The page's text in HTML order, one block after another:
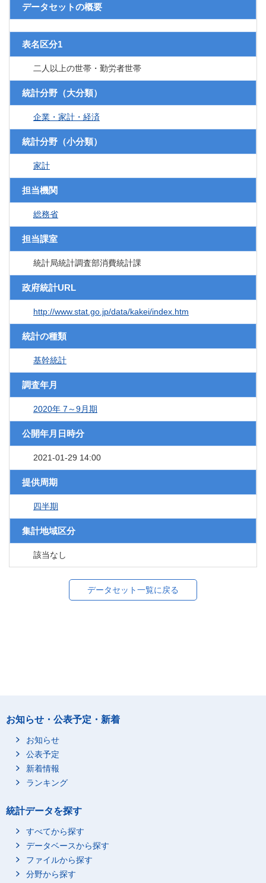
データセットの概要
表名区分1
二人以上の世帯・勤労者世帯
統計分野（大分類）
企業・家計・経済
統計分野（小分類）
家計
担当機関
総務省
担当課室
統計局統計調査部消費統計課
政府統計URL
http://www.stat.go.jp/data/kakei/index.htm
統計の種類
基幹統計
調査年月
2020年 7～9月期
公開年月日時分
2021-01-29 14:00
提供周期
四半期
集計地域区分
該当なし
データセット一覧に戻る
お知らせ・公表予定・新着
お知らせ
公表予定
新着情報
ランキング
統計データを探す
すべてから探す
データベースから探す
ファイルから探す
分野から探す